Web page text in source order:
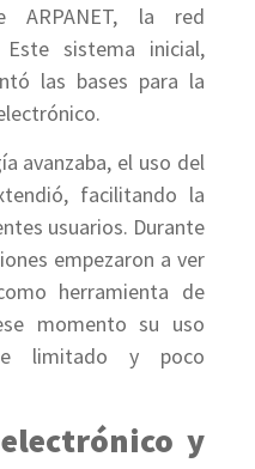
ARPANET, la red
sistema inicial,
las bases para la
avanzaba, el uso del
facilitando la
usuarios. Durante
empezaron a ver
herramienta de
momento su uso
limitado y poco
y